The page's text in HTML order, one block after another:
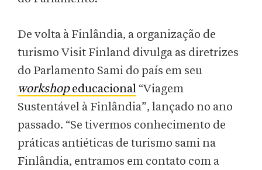
De volta à Finlândia, a organização de
turismo Visit Finland divulga as diretrizes
do Parlamento Sami do país em seu
workshopeducacional “Viagem
Sustentável à Finlândia”, lançado no ano
passado. “Se tivermos conhecimento de
práticas antiéticas de turismo sami na
Finlândia, entramos em contato com a